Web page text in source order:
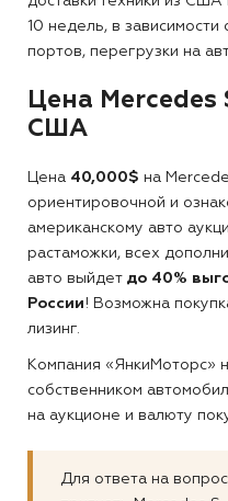
10 недель, в зависимости
портов, перегрузки на
Цена Mercedes
США
Цена 40,000$ на
ориентировочной и
американскому авто
растаможки, всех
авто выйдет до 40%
России! Возможна
лизинг.
Компания «ЯнкиМоторс»
собственником
на аукционе и валюту
Для ответа на